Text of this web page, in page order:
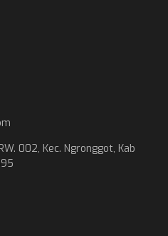
002, Kec. Ngronggot, Kab